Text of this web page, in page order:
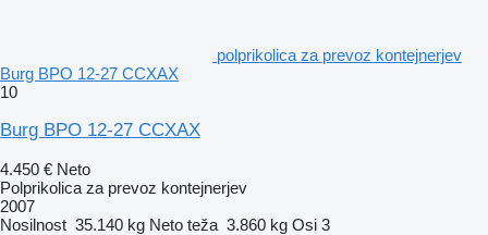
polprikolica za prevoz kontejnerjev
Burg BPO 12-27 CCXAX
10
Burg BPO 12-27 CCXAX
4.450 € Neto
Polprikolica za prevoz kontejnerjev
2007
Nosilnost 35.140 kg Neto teža 3.860 kg Osi 3